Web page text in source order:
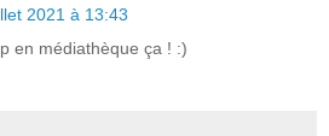
2021 à 13:43
en médiathèque ça ! :)